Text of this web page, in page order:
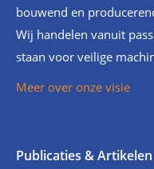
bouwend en
Wij handelen vanuit
staan voor veilige
Meer over onze visie
Publicaties & Artikelen